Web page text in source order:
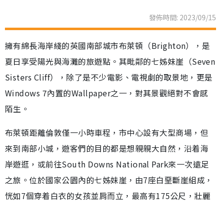
發佈時間: 2023/09/15
擁有綿長海岸綫的英國南部城市布萊頓（Brighton），是
夏日享受陽光與海灘的旅遊點。其毗鄰的七姊妹崖（Seven
Sisters Cliff），除了是不少電影、電視劇的取景地，更是
Windows 7內置的Wallpaper之一，對其景觀絕對不會感
陌生。
布萊頓距離倫敦僅一小時車程，市中心設有大型商場，但
來到南部小城，遊客們的目的都是想親親大自然，沿着海
岸遊逛，或前往South Downs National Park來一次遠足
之旅。位於國家公園內的七姊妹崖，由7座白堊斷崖組成，
恍如7個穿着白衣的女孩並肩而立，最高有175公尺，壯麗